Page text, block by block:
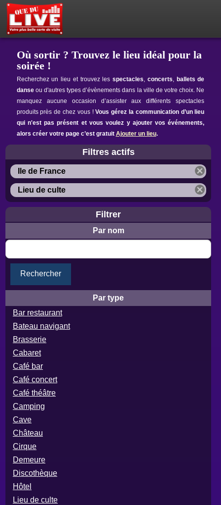
Où sortir ? Trouvez le lieu idéal pour la
soirée !
Recherchez un lieu et trouvez lesspectacles, concerts, ballets de
danseou d'autres types d’évènements dans la ville de votre choix. Ne
manquez aucune occasion d’assister aux différents spectacles
produits près de chez vous !Vous gérez la communication d’un lieu
qui n'est pas présent et vous voulez y ajouter vos événements,
alors créer votre page c’est gratuit Ajouter un lieu.
Filtres actifs
Ile de France
Lieu de culte
Filtrer
Par nom
Rechercher
Par type
Bar restaurant
Bateau navigant
Brasserie
Cabaret
Café bar
Café concert
Café théâtre
Camping
Cave
Château
Cirque
Demeure
Discothèque
Hôtel
Lieu de culte